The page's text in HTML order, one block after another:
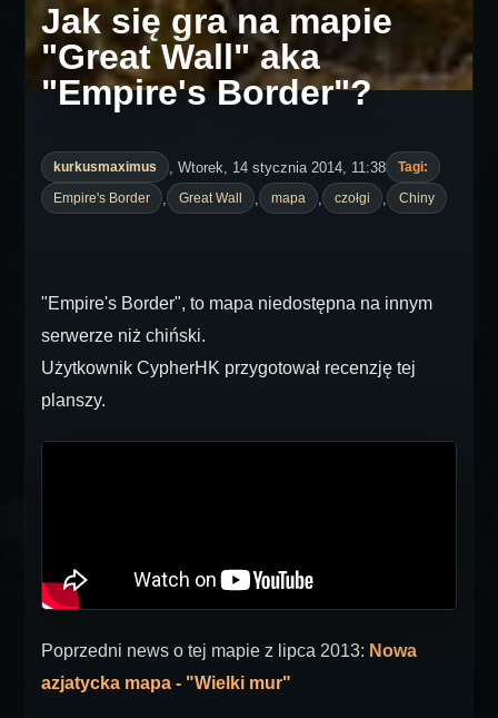
Jak się gra na mapie
"Great Wall" aka
"Empire's Border"?
kurkusmaximus , Wtorek, 14 stycznia 2014, 11:38
Tagi:
Empire's Border
Great Wall mapa czołgi Chiny
"Empire's Border", to mapa niedostępna na innym
serwerze niż chiński.
Użytkownik CypherHK przygotował recenzję tej
planszy.
Poprzedni news o tej mapie z lipca 2013: Nowa
azjatycka mapa - "Wielki mur"